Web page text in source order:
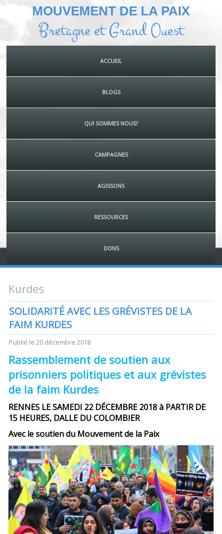
MOUVEMENT DE LA PAIX
Bretagne et Grand Ouest
ACCUEIL
BLOGS
QUI SOMMES NOUS?
CAMPAGNES
AGISSONS
RESSOURCES
DONS
Kurdes
SOLIDARITÉ AVEC LES GRÉVISTES DE LA
FAIM KURDES
Publié le 20 décembre 2018
Rassemblement de soutien aux
prisonniers politiques et aux grévistes
de la faim Kurdes
RENNES LE SAMEDI 22 DÉCEMBRE 2018 à PARTIR DE
15 HEURES, DALLE DU COLOMBIER
Avec le soutien du Mouvement de la Paix